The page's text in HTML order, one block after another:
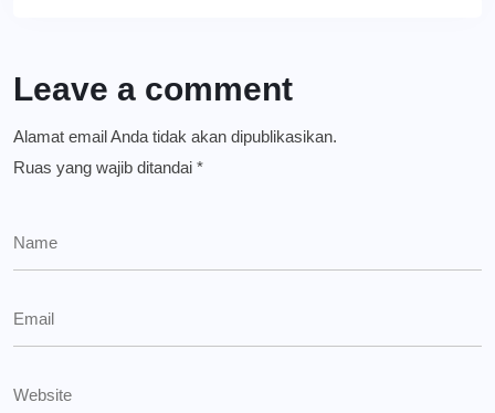
Leave a comment
Alamat email Anda tidak akan dipublikasikan.
Ruas yang wajib ditandai *